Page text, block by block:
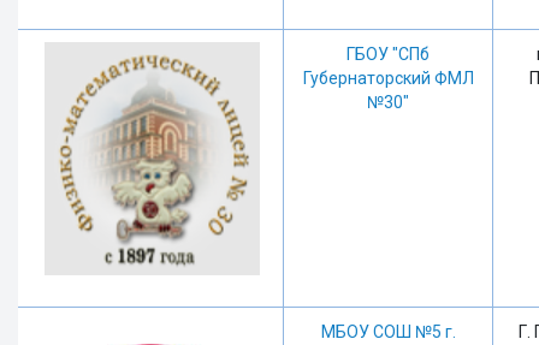
ГБОУ "СПб
Губернаторский ФМЛ
№30"
МБОУ СОШ №5 г.
Г.